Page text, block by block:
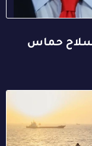
سلاح حماس